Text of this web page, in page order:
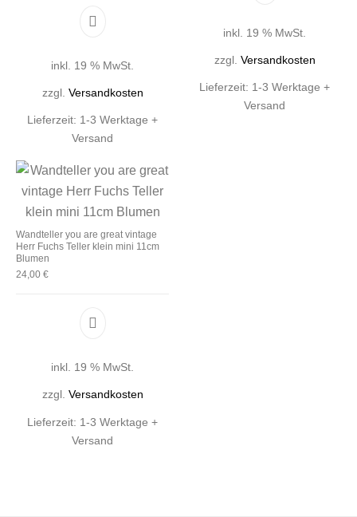
inkl. 19 % MwSt.
zzgl. Versandkosten
Lieferzeit: 1-3 Werktage +
Versand
inkl. 19 % MwSt.
zzgl. Versandkosten
Lieferzeit: 1-3 Werktage +
Versand
Wandteller you are great vintage
Herr Fuchs Teller klein mini 11cm
Blumen
24,00 €
inkl. 19 % MwSt.
zzgl. Versandkosten
Lieferzeit: 1-3 Werktage +
Versand